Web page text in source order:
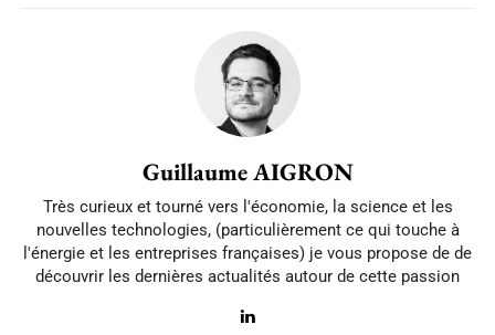
Guillaume AIGRON
Très curieux et tourné vers l'économie, la science et les
nouvelles technologies, (particulièrement ce qui touche à
l'énergie et les entreprises françaises) je vous propose de de
découvrir les dernières actualités autour de cette passion